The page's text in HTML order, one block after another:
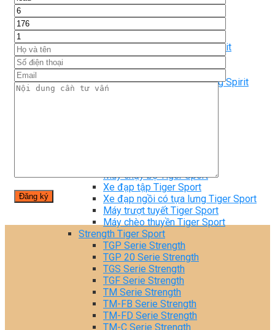
Xe đạp ngồi có tựa lưng Spirit
Máy trượt tuyết Spirit
Máy chèo thuyền Spirit
Máy tập phục hồi chức năng Spirit
Strength Spirit
Máy chạy bộ Tiger Sport
Xe đạp tập Tiger Sport
Xe đạp ngồi có tựa lưng Tiger Sport
Máy trượt tuyết Tiger Sport
Máy chèo thuyền Tiger Sport
Strength Tiger Sport
TGP Serie Strength
TGP 20 Serie Strength
TGS Serie Strength
TGF Serie Strength
TM Serie Strength
TM-FB Serie Strength
TM-FD Serie Strength
TM-C Serie Strength